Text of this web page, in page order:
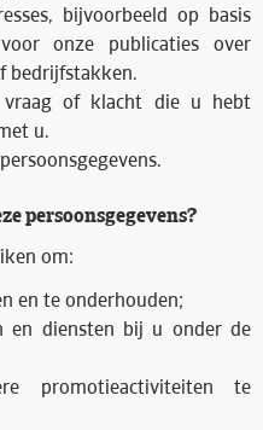
bijvoorbeeld op basis
onze publicaties over
bedrijfstakken.
of klacht die u hebt
u.
persoonsgegevens?
om:
en te onderhouden;
en diensten bij u onder de
promotieactiviteiten te